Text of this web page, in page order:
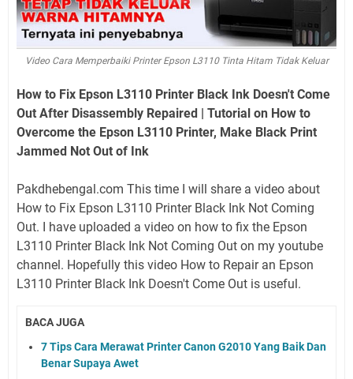
Video Cara Memperbaiki Printer Epson L3110 Tinta Hitam Tidak Keluar
How to Fix Epson L3110 Printer Black Ink Doesn't Come
Out After Disassembly Repaired | Tutorial on How to
Overcome the Epson L3110 Printer, Make Black Print
Jammed Not Out of Ink
Pakdhebengal.com This time I will share a video about
How to Fix Epson L3110 Printer Black Ink Not Coming
Out. I have uploaded a video on how to fix the Epson
L3110 Printer Black Ink Not Coming Out on my youtube
channel. Hopefully this video How to Repair an Epson
L3110 Printer Black Ink Doesn't Come Out is useful.
BACA JUGA
7 Tips Cara Merawat Printer Canon G2010 Yang Baik Dan
Benar Supaya Awet